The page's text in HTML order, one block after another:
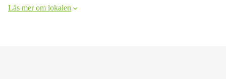
Läs mer om lokalen